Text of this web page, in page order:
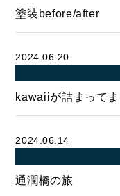
塗装before/after
2024.06.20
kawaiiが詰まってま
2024.06.14
通潤橋の旅